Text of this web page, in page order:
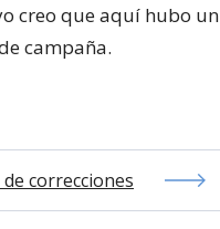
creo que aquí hubo un
campaña.
correcciones